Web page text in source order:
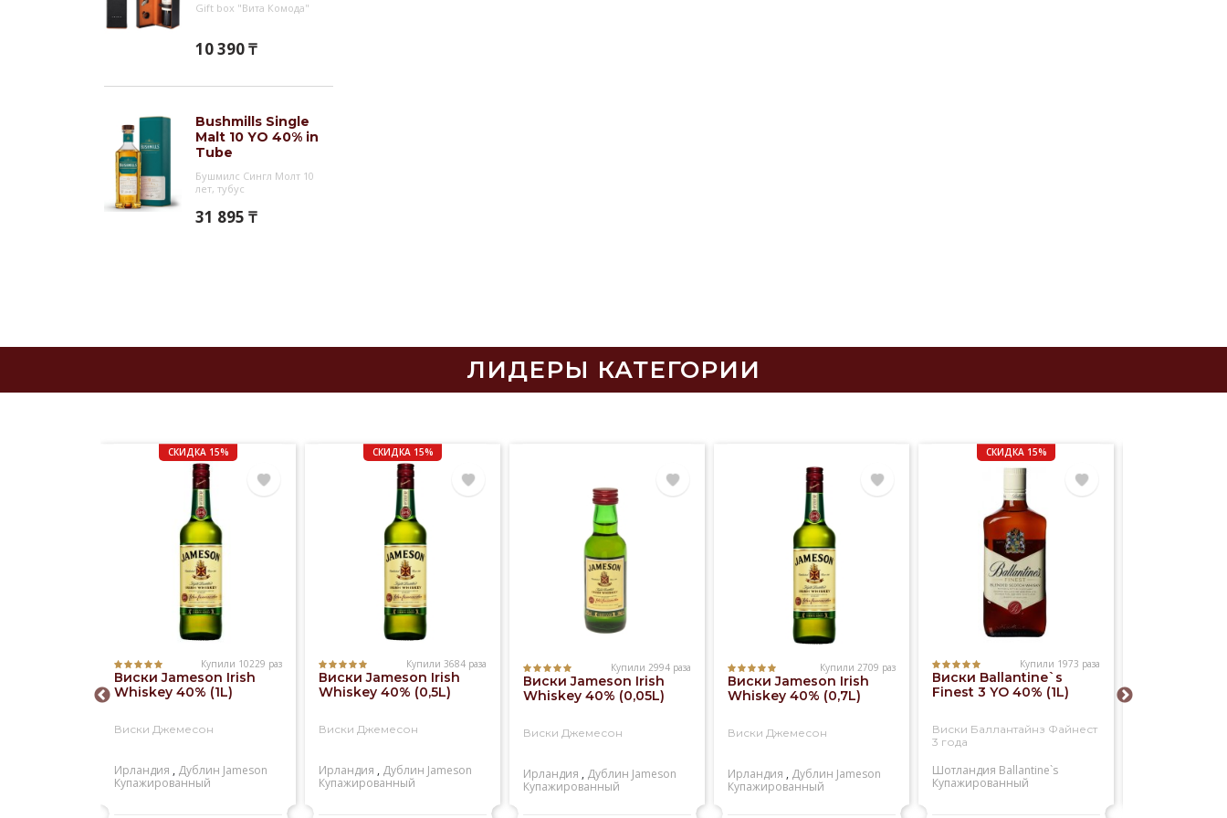
Gift box "Вита Комода"
10 390 ₸
Bushmills Single
Malt 10 YO 40% in
Tube
Бушмилс Сингл Молт 10
лет, тубус
31 895 ₸
ЛИДЕРЫ КАТЕГОРИИ
СКИДКА 15%
Купили 10229 раз
Виски Jameson Irish
Whiskey 40% (1L)
Виски Джемесон
Ирландия , Дублин Jameson
Купажированный
СКИДКА 15%
Купили 3684 раза
Виски Jameson Irish
Whiskey 40% (0,5L)
Виски Джемесон
Ирландия , Дублин Jameson
Купажированный
Купили 2994 раза
Виски Jameson Irish
Whiskey 40% (0,05L)
Виски Джемесон
Ирландия , Дублин Jameson
Купажированный
Купили 2709 раз
Виски Jameson Irish
Whiskey 40% (0,7L)
Виски Джемесон
Ирландия , Дублин Jameson
Купажированный
СКИДКА 15%
Купили 1973 раза
Виски Ballantine`s
Finest 3 YO 40% (1L)
Виски Баллантайнз Файнест
3 года
Шотландия Ballantine`s
Купажированный